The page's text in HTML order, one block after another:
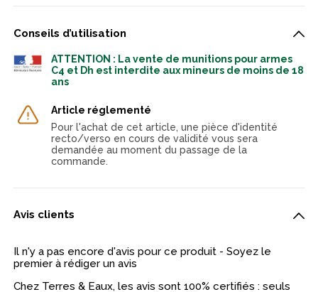
Conseils d’utilisation
ATTENTION : La vente de munitions pour armes
C4 et Dh est interdite aux mineurs de moins de 18
ans
Article réglementé
Pour l'achat de cet article, une pièce d'identité
recto/verso en cours de validité vous sera
demandée au moment du passage de la
commande.
Avis clients
Il n'y a pas encore d'avis pour ce produit - Soyez le
premier à rédiger un avis
Chez Terres & Eaux, les avis sont 100% certifiés : seuls